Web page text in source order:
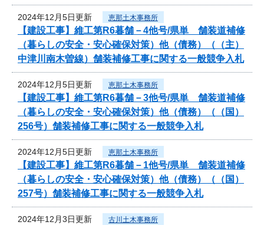
2024年12月5日更新 恵那土木事務所
【建設工事】維工第R6暮舗－4他号/県単 舗装道補修
（暮らしの安全・安心確保対策）他（債務）（（主）
中津川南木曽線）舗装補修工事に関する一般競争入札
2024年12月5日更新 恵那土木事務所
【建設工事】維工第R6暮舗－3他号/県単 舗装道補修
（暮らしの安全・安心確保対策）他（債務）（（国）
256号）舗装補修工事に関する一般競争入札
2024年12月5日更新 恵那土木事務所
【建設工事】維工第R6暮舗－1他号/県単 舗装道補修
（暮らしの安全・安心確保対策）他（債務）（（国）
257号）舗装補修工事に関する一般競争入札
2024年12月3日更新 古川土木事務所